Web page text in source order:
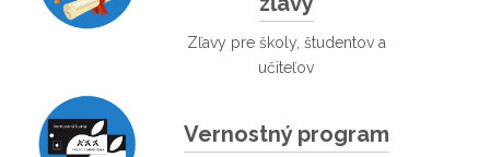
Zľavy pre školy, študentov a
učiteľov
Vernostný program